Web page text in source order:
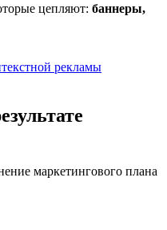
цепляют: баннеры,
рекламы
маркетингового плана